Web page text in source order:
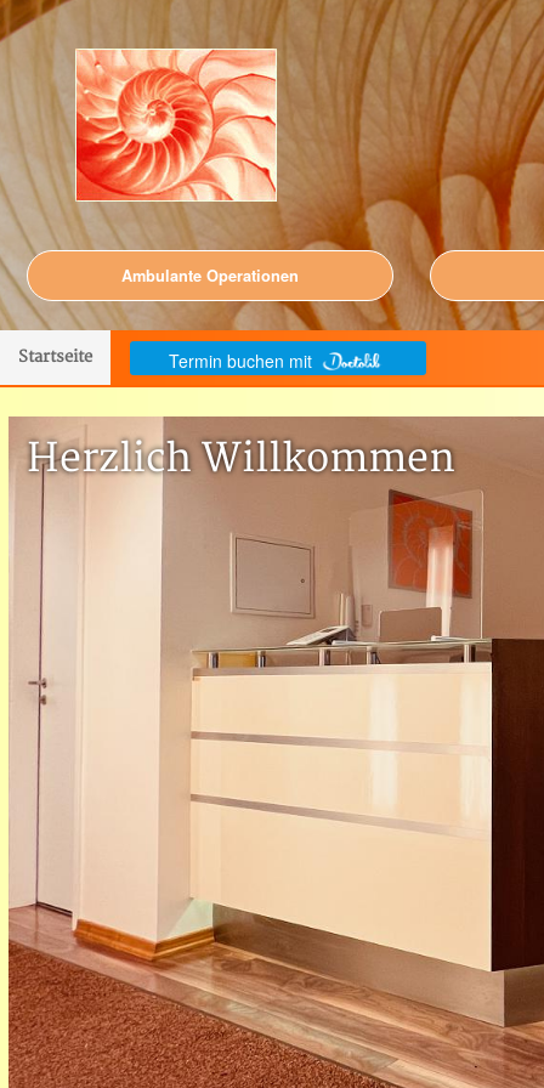
Ambulante Operationen
Startseite Termin buchen mit
Herzlich Willkommen